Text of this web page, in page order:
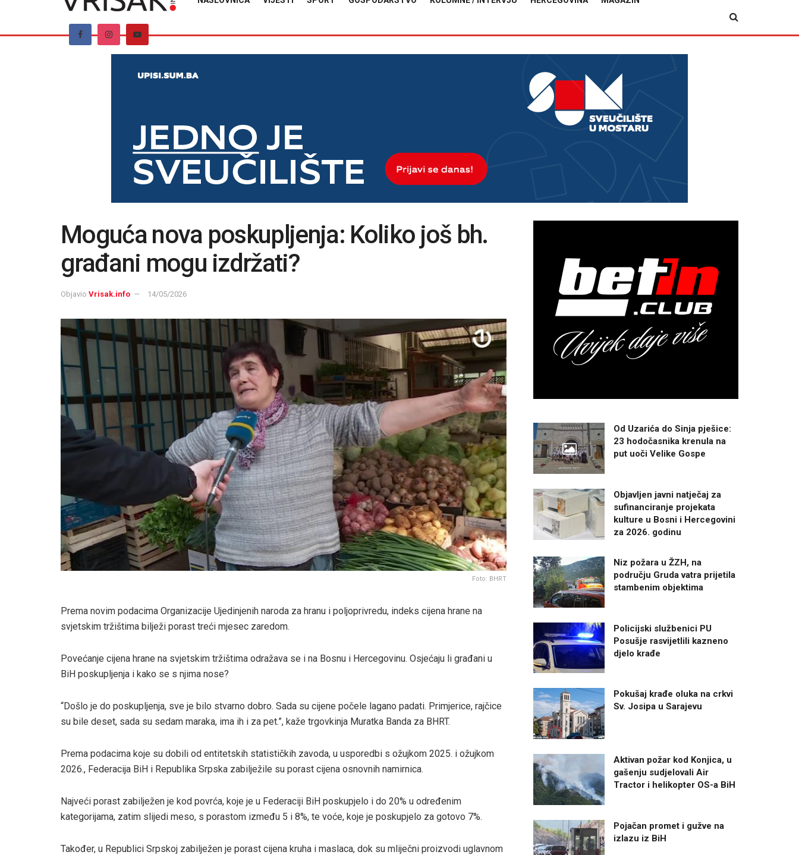
Moguća nova poskupljenja: Koliko još bh.
građani mogu izdržati?
Objavio Vrisak.info 14/05/2026
Foto: BHRT
Prema novim podacima Organizacije Ujedinjenih naroda za hranu i poljoprivredu, indeks cijena hrane na
svjetskim tržištima bilježi porast treći mjesec zaredom.
Povećanje cijena hrane na svjetskim tržištima odražava se i na Bosnu i Hercegovinu. Osjećaju li građani u
BiH poskupljenja i kako se s njima nose?
“Došlo je do poskupljenja, sve je bilo stvarno dobro. Sada su cijene počele lagano padati. Primjerice, rajčice
su bile deset, sada su sedam maraka, ima ih i za pet.”, kaže trgovkinja Muratka Banda za BHRT.
Prema podacima koje su dobili od entitetskih statističkih zavoda, u usporedbi s ožujkom 2025. i ožujkom
2026., Federacija BiH i Republika Srpska zabilježile su porast cijena osnovnih namirnica.
Najveći porast zabilježen je kod povrća, koje je u Federaciji BiH poskupjelo i do 20% u određenim
kategorijama, zatim slijedi meso, s porastom između 5 i 8%, te voće, koje je poskupjelo za gotovo 7%.
Također, u Republici Srpskoj zabilježen je porast cijena kruha i maslaca, dok su mliječni proizvodi uglavnom
Od Uzarića do Sinja pješice:
23 hodočasnika krenula na
put uoči Velike Gospe
Objavljen javni natječaj za
sufinanciranje projekata
kulture u Bosni i Hercegovini
za 2026. godinu
Niz požara u ŽZH, na
području Gruda vatra prijetila
stambenim objektima
Policijski službenici PU
Posušje rasvijetlili kazneno
djelo krađe
Pokušaj krađe oluka na crkvi
Sv. Josipa u Sarajevu
Aktivan požar kod Konjica, u
gašenju sudjelovali Air
Tractor i helikopter OS-a BiH
Pojačan promet i gužve na
izlazu iz BiH